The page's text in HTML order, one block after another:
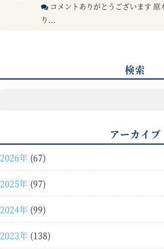
コメントありがとうございます
り...
検索
アーカイブ
2026年 (67)
2025年 (97)
2024年 (99)
2023年 (138)